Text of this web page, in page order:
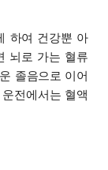
하여 건강뿐 아
뇌로 가는 혈류
졸음으로 이어
전에서는 혈액